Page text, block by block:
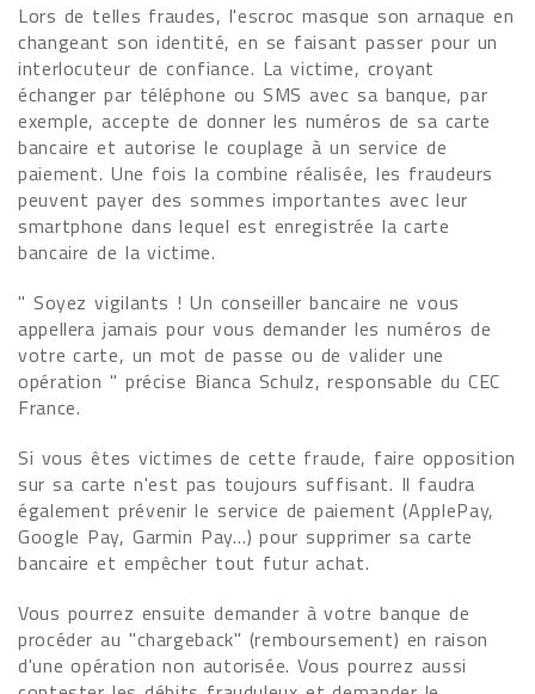
Lors de telles fraudes, l'escroc masque son arnaque en
changeant son identité, en se faisant passer pour un
interlocuteur de confiance. La victime, croyant
échanger par téléphone ou SMS avec sa banque, par
exemple, accepte de donner les numéros de sa carte
bancaire et autorise le couplage à un service de
paiement. Une fois la combine réalisée, les fraudeurs
peuvent payer des sommes importantes avec leur
smartphone dans lequel est enregistrée la carte
bancaire de la victime.
" Soyez vigilants ! Un conseiller bancaire ne vous
appellera jamais pour vous demander les numéros de
votre carte, un mot de passe ou de valider une
opération " précise Bianca Schulz, responsable du CEC
France.
Si vous êtes victimes de cette fraude, faire opposition
sur sa carte n'est pas toujours suffisant. Il faudra
également prévenir le service de paiement (ApplePay,
Google Pay, Garmin Pay…) pour supprimer sa carte
bancaire et empêcher tout futur achat.
Vous pourrez ensuite demander à votre banque de
procéder au "chargeback" (remboursement) en raison
d'une opération non autorisée. Vous pourrez aussi